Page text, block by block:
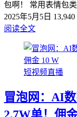
包啊！ 常用表情包
2025年5月5日
阅读全文
短视频直播
冒泡网：AI